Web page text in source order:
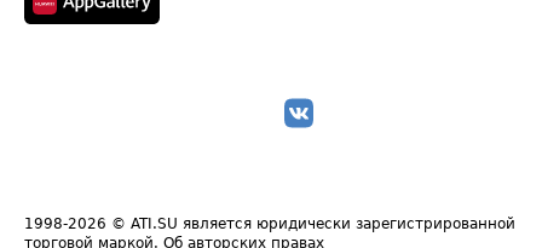
1998-2026 © ATI.SU является юридически зарегистрированной
торговой маркой. Об авторских правах